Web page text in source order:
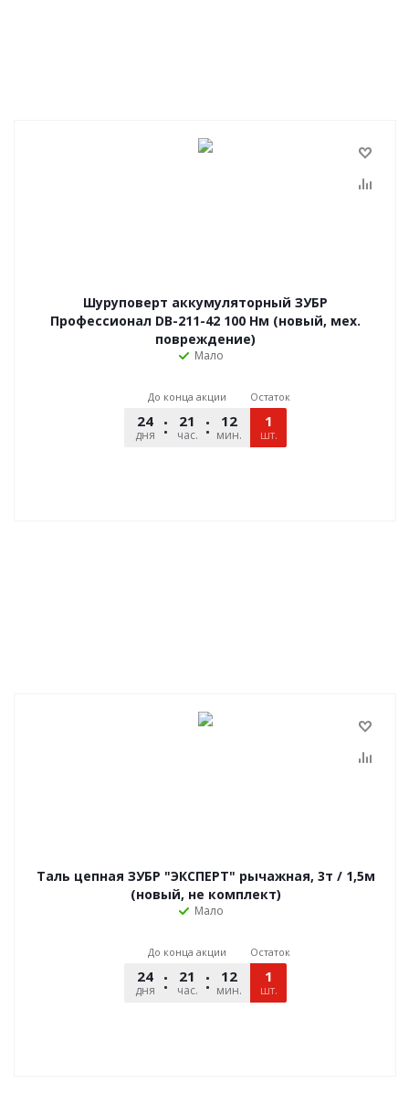
Шуруповерт аккумуляторный ЗУБР
Профессионал DB-211-42 100 Нм (новый, мех.
повреждение)
Мало
До конца акции
24
дня
21
час.
12
мин.
48
сек.
Остаток
1
шт.
Таль цепная ЗУБР "ЭКСПЕРТ" рычажная, 3т / 1,5м
(новый, не комплект)
Мало
До конца акции
24
дня
21
час.
12
мин.
48
сек.
Остаток
1
шт.